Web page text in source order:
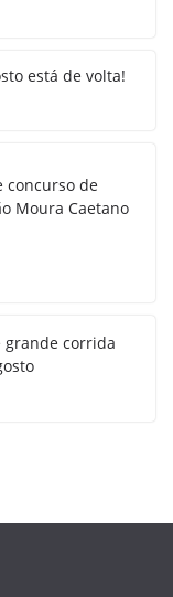
está de volta!
concurso de
Moura Caetano
grande corrida